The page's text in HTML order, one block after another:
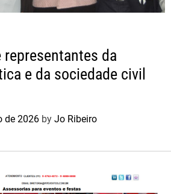
representantes da
e da sociedade civil
de 2026 by Jo Ribeiro